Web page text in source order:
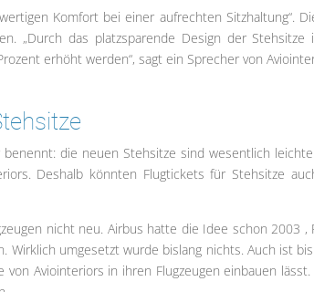
Komfort bei einer aufrechten Sitzhaltung“.
„Durch das platzsparende Design der Stehsitze
erhöht werden“, sagt ein Sprecher von
die neuen Stehsitze sind wesentlich
Deshalb könnten Flugtickets für Stehsitze
nicht neu. Airbus hatte die Idee schon 2003 ,
Wirklich umgesetzt wurde bislang nichts. Auch ist
Aviointeriors in ihren Flugzeugen einbauen